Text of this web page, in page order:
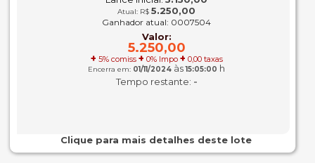
Atual: R$5.250,00
Ganhador atual: 0007504
Valor:
5.250,00
+ 5% comiss + 0% Impo + 0,00 taxas
Encerra em: 01/11/2024 às15:05:00 h
Tempo restante: -
Clique para mais detalhes deste lote